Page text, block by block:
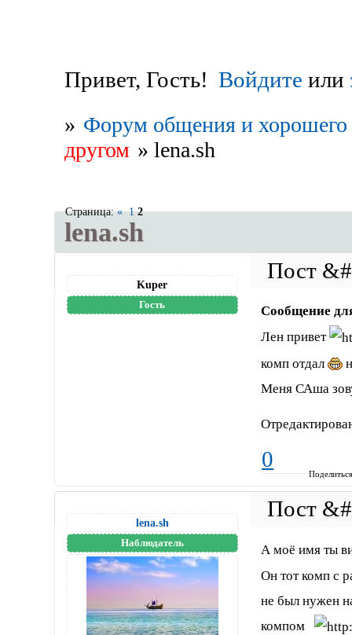
Привет, Гость! Войдите или
» Форум общения и хорошего
другом » lena.sh
lena.sh
Страница:« 1 2
Kuper
Гость
Сообщение
Лен привет
комп отдал
Меня САша
0
lena.sh
Наблюдатель
А моё имя ты
Он тот комп с
не был нужен
компом